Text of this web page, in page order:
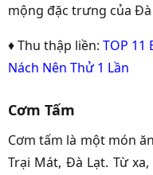
mộng đặc trưng của Đà
♦ Thu thập liền: TOP 11
Nách Nên Thử 1 Lần
Cơm Tấm
Cơm tấm là một món
Trại Mát, Đà Lạt. Từ